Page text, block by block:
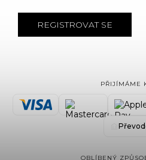
REGISTROVAT SE
PŘIJÍMÁME
OBLÍBENÝ